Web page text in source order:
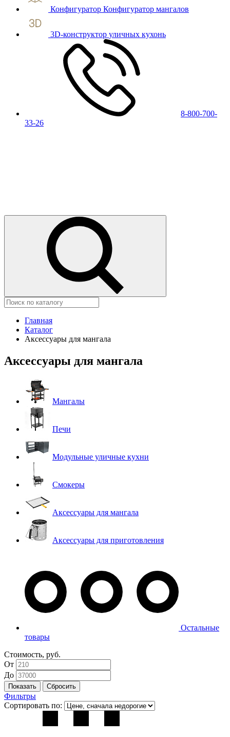
Конфигуратор Конфигуратор мангалов
3D-конструктор уличных кухонь
8-800-700-
33-26
Главная
Каталог
Аксессуары для мангала
Аксессуары для мангала
Мангалы
Печи
Модульные уличные кухни
Смокеры
Аксессуары для мангала
Аксессуары для приготовления
Остальные
товары
Стоимость, руб.
От
До
Фильтры
Сортировать по: